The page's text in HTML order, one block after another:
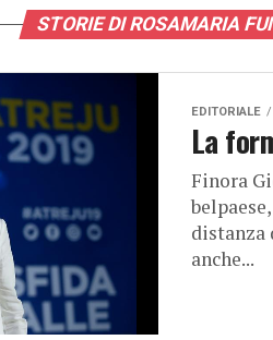
STORIE DI ROSAMARIA
EDITORIALE
La
Finora
distanza
anche...